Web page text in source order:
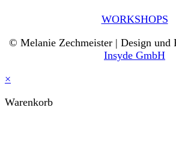
WORKSHOPS
© Melanie Zechmeister | Design und
Insyde GmbH
×
Warenkorb